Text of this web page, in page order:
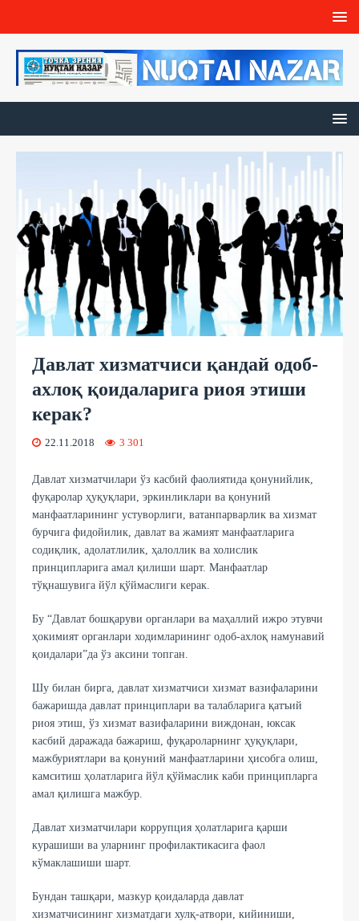
Давлат хизматчиси қандай одоб-
ахлоқ қоидаларига риоя этиши
керак?
22.11.2018 3 301
Давлат хизматчилари ўз касбий фаолиятида қонунийлик,
фуқаролар ҳуқуқлари, эркинликлари ва қонуний
манфаатларининг устуворлиги, ватанпарварлик ва хизмат
бурчига фидойилик, давлат ва жамият манфаатларига
содиқлик, адолатлилик, ҳалоллик ва холислик
принципларига амал қилиши шарт. Манфаатлар
тўқнашувига йўл қўймаслиги керак.
Бу “Давлат бошқаруви органлари ва маҳаллий ижро этувчи
ҳокимият органлари ходимларининг одоб-ахлоқ намунавий
қоидалари”да ўз аксини топган.
Шу билан бирга, давлат хизматчиси хизмат вазифаларини
бажаришда давлат принциплари ва талабларига қатъий
риоя этиш, ўз хизмат вазифаларини виждонан, юксак
касбий даражада бажариш, фуқароларнинг ҳуқуқлари,
мажбуриятлари ва қонуний манфаатларини ҳисобга олиш,
камситиш ҳолатларига йўл қўймаслик каби принципларга
амал қилишга мажбур.
Давлат хизматчилари коррупция ҳолатларига қарши
курашиши ва уларнинг профилактикасига фаол
кўмаклашиши шарт.
Бундан ташқари, мазкур қоидаларда давлат
хизматчисининг хизматдаги хулқ-атвори, кийиниши,